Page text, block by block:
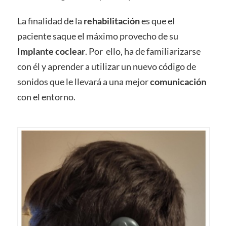
La finalidad de la rehabilitaciónes que el
paciente saque el máximo provecho de su
Implante coclear. Por ello, ha de familiarizarse
con él y aprender a utilizar un nuevo código de
sonidos que le llevará a una mejorcomunicación
con el entorno.